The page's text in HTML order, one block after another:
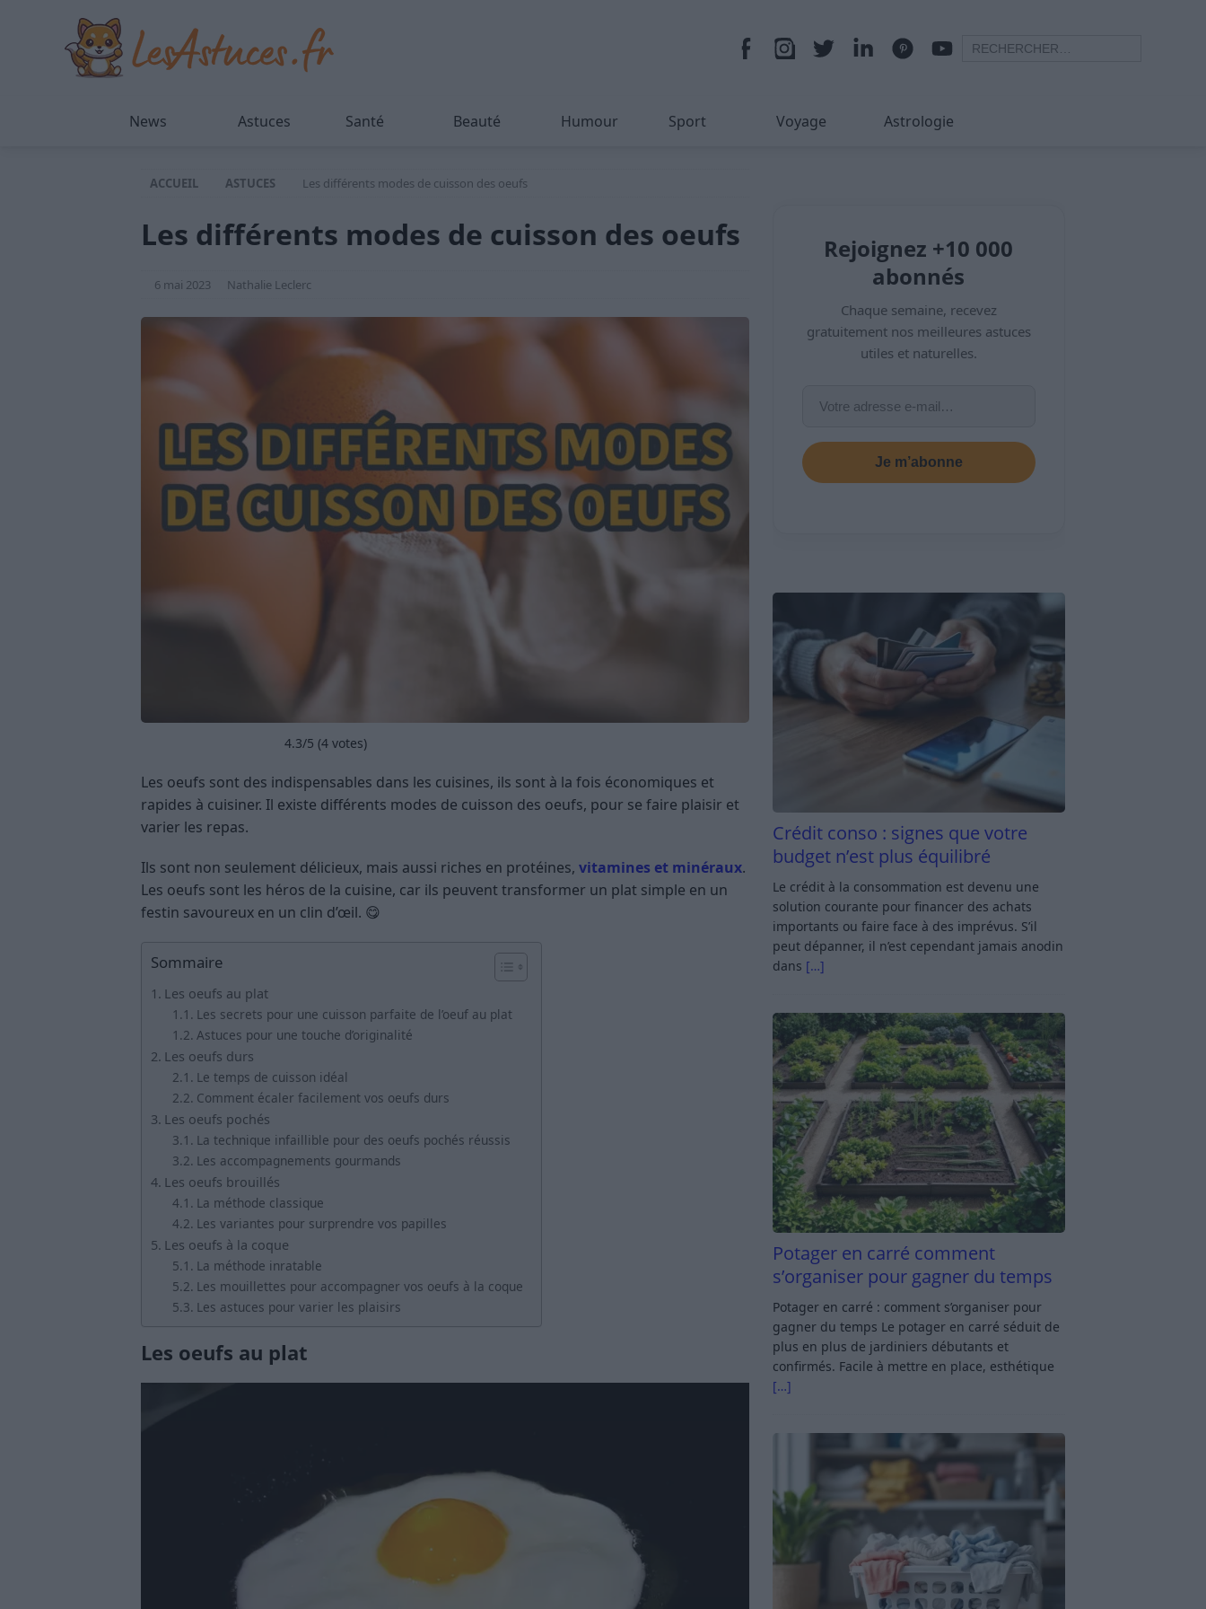
News Astuces Santé Beauté Humour Sport Voyage Astrologie
ACCUEIL ASTUCES Les différents modes de cuisson des oeufs
Les différents modes de cuisson des oeufs
6 mai 2023 Nathalie Leclerc
4.3/5 (4 votes)
Les oeufs sont des indispensables dans les cuisines, ils sont à la fois économiques et
rapides à cuisiner. Il existe différents modes de cuisson des oeufs, pour se faire plaisir et
varier les repas.
Ils sont non seulement délicieux, mais aussi riches en protéines, vitamines et minéraux.
Les oeufs sont les héros de la cuisine, car ils peuvent transformer un plat simple en un
festin savoureux en un clin d’œil. 😋
Sommaire
Les oeufs au plat
Les secrets pour une cuisson parfaite de l’oeuf au plat
Astuces pour une touche d’originalité
Les oeufs durs
Le temps de cuisson idéal
Comment écaler facilement vos oeufs durs
Les oeufs pochés
La technique infaillible pour des oeufs pochés réussis
Les accompagnements gourmands
Les oeufs brouillés
La méthode classique
Les variantes pour surprendre vos papilles
Les oeufs à la coque
La méthode inratable
Les mouillettes pour accompagner vos oeufs à la coque
Les astuces pour varier les plaisirs
Les oeufs au plat
Rejoignez +10 000
abonnés
Chaque semaine, recevez
gratuitement nos meilleures astuces
utiles et naturelles.
Je m’abonne
Crédit conso : signes que votre
budget n’est plus équilibré
Le crédit à la consommation est devenu une
solution courante pour financer des achats
importants ou faire face à des imprévus. S’il
peut dépanner, il n’est cependant jamais anodin
dans […]
Potager en carré comment
s’organiser pour gagner du temps
Potager en carré : comment s’organiser pour
gagner du temps Le potager en carré séduit de
plus en plus de jardiniers débutants et
confirmés. Facile à mettre en place, esthétique
[…]